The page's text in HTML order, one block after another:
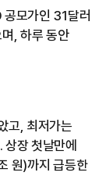
모가인 31달러
, 하루 동안
고, 최저가는
장 첫날만에
원)까지 급등한